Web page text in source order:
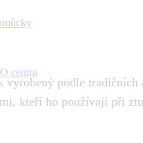
centra
podle
kteří ho používají při